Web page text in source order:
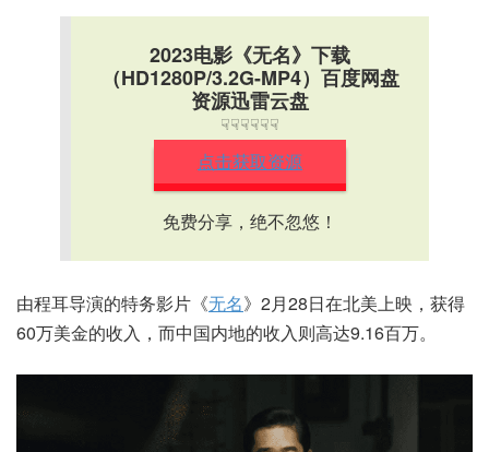
2023电影《无名》下载
（HD1280P/3.2G-MP4）百度网盘
资源迅雷云盘
☟☟☟☟☟☟
点击获取资源
免费分享，绝不忽悠！
由程耳导演的特务影片《无名》2月28日在北美上映，获得
60万美金的收入，而中国内地的收入则高达9.16百万。